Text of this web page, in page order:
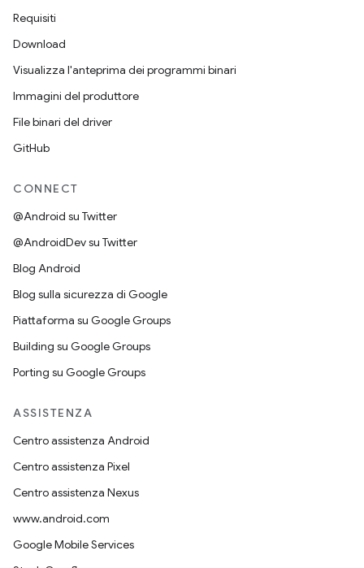
Requisiti
Download
Visualizza l'anteprima dei programmi binari
Immagini del produttore
File binari del driver
GitHub
CONNECT
@Android su Twitter
@AndroidDev su Twitter
Blog Android
Blog sulla sicurezza di Google
Piattaforma su Google Groups
Building su Google Groups
Porting su Google Groups
ASSISTENZA
Centro assistenza Android
Centro assistenza Pixel
Centro assistenza Nexus
www.android.com
Google Mobile Services